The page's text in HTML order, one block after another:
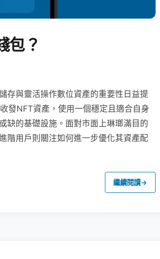
包？
存與靈活操作數位資產的重要性日益提
發NFT資產，使用一個穩定且適合自身
缺的基礎設施。面對市面上琳瑯滿目的
階用戶則關注如何進一步優化其資產配
繼續閱讀→